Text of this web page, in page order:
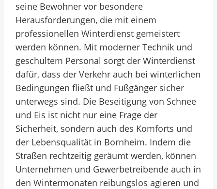
seine Bewohner vor besondere
Herausforderungen, die mit einem
professionellen Winterdienst gemeistert
werden können. Mit moderner Technik und
geschultem Personal sorgt der Winterdienst
dafür, dass der Verkehr auch bei winterlichen
Bedingungen fließt und Fußgänger sicher
unterwegs sind. Die Beseitigung von Schnee
und Eis ist nicht nur eine Frage der
Sicherheit, sondern auch des Komforts und
der Lebensqualität in Bornheim. Indem die
Straßen rechtzeitig geräumt werden, können
Unternehmen und Gewerbetreibende auch in
den Wintermonaten reibungslos agieren und